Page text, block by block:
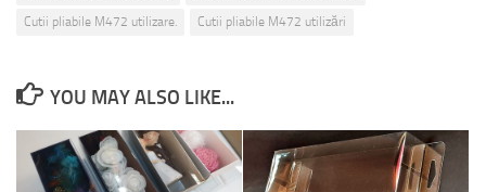
Cutii pliabile M472 utilizare.
Cutii pliabile M472 utilizări
YOU MAY ALSO LIKE...